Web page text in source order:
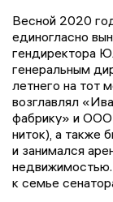
Весной 2020
единогласно
гендиректора
генеральным
летнего на тот
возглавлял
фабрику» и ООО
ниток), а также
и занимался
к семье